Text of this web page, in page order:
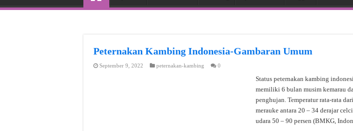
Peternakan Kambing Indonesia-Gambaran Umum
September 9, 2022 peternakan-kambing 0
Status peternakan kambing
memiliki 6 bulan musim kemarau
penghujan. Temperatur rata-rata
merauke antara 20 – 34 derajar
udara 50 – 90 persen (BMKG,